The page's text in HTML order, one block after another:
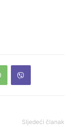
Sljedeći članak